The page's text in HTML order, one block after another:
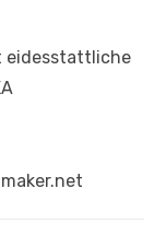
eidesstattliche